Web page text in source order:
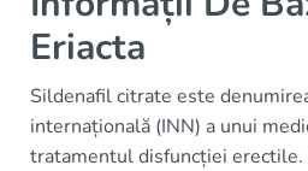
Eriacta
Sildenafil citrate este
internațională (INN) a unui
tratamentul disfuncției erectile.